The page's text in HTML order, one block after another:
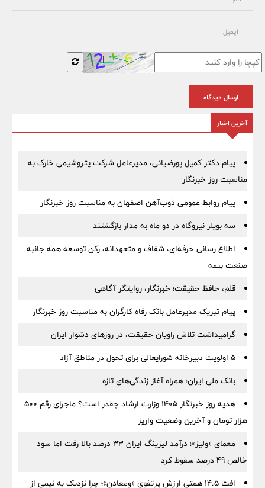
ارسال دیدگاه
آخرین اخبار
پیام دکتر کمیل پورضیائی، مدیرعامل شرکت پتروشیمی خارک به
مناسبت روز خبرنگار
پیام روابط عمومی ذوب‌آهن اصفهان به مناسبت روز خبرنگار
سه بویلر نیروگاه در دو ماه به مدار بازگشتند
اطلاع رسانی حرفه‌ای، شفاف و متعهدانه، رکن توسعه همه جانبه
صنعت بیمه
قلم، حافظ حقیقت؛ خبرنگار، روایتگر آگاهی
پیام تبریک مدیرعامل بانک رفاه کارگران به مناسبت روز خبرنگار
گرامیداشت تلاش راویان حقیقت، در روزهای دشوار ایران
5 اولویت دبیرخانه شورایعالی برای تحول در مناطق آزاد
بانک ملی ایران؛ همراه آغاز زندگی‌های تازه
هدیه روز خبرنگار ۱۴۰۵ وزارت ارشاد چقدر است؟ ماجرای رقم ۵۰۰
هزار تومان و آخرین وضعیت واریز
معمای «ولیز»؛ درآمد لیزینگ ایران ۳۳ درصد بالا رفت اما سود
خالص ۴۹ درصد سقوط کرد
افت ۱۴.۵ همتی ارزش پرتفوی «ومعادن»؛ چرا نزدیک به نیمی از